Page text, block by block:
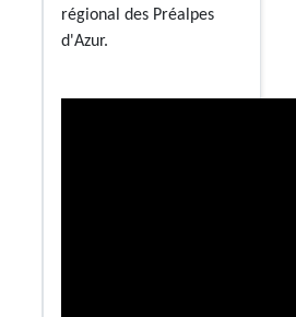
régional des Préalpes
d'Azur.